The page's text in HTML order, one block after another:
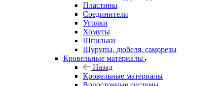
Пластины
Соединители
Уголки
Хомуты
Шпильки
Шурупы, дюбеля, саморезы
Кровельные материалы
Назад
Кровельные материалы